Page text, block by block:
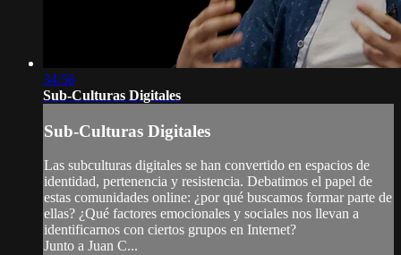
34:56
Sub-Culturas Digitales
Sub-Culturas Digitales
Las subculturas digitales se han convertido en espacios de
identidad, pertenencia y resistencia. Debatimos el papel de
estas comunidades online: ¿por qué buscamos formar parte de
ellas? ¿Qué factores emocionales y sociales nos llevan a
identificarnos con ciertos grupos en Internet?
Junto a Juan C...